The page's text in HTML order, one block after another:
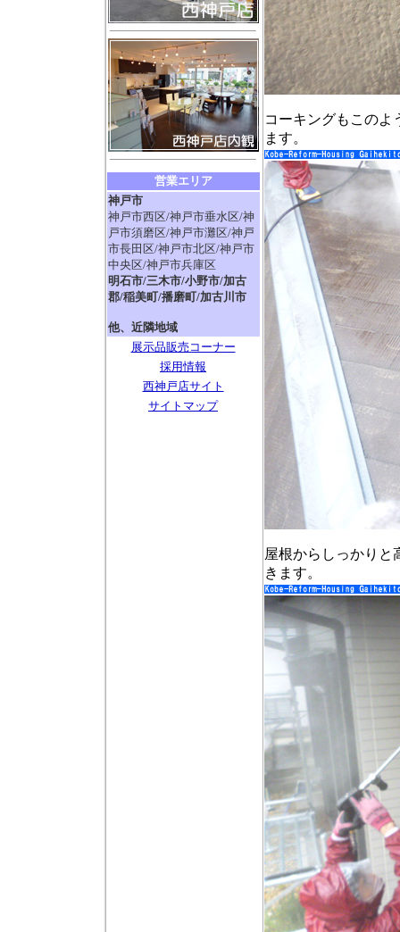
営業エリア
神戸市
神戸市西区/神戸市垂水区/神
戸市須磨区/神戸市灘区/神戸
市長田区/神戸市北区/神戸市
中央区/神戸市兵庫区
明石市/三木市/小野市/加古
郡/稲美町/播磨町/加古川市
他、近隣地域
展示品販売コーナー
採用情報
西神戸店サイト
サイトマップ
コーキングもこのよ
ます。
屋根からしっかりと
きます。